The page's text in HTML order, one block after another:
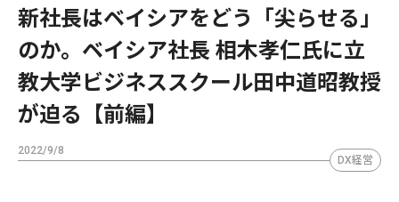
新社長はベイシアをどう「尖らせる」
のか。ベイシア社長 相木孝仁氏に立
教大学ビジネススクール田中道昭教授
が迫る【前編】
2022/9/8
DX経営